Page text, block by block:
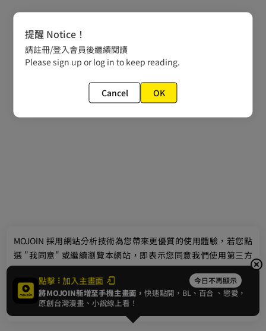
點擊 加入主畫面 今日不再顯示
將MOJOIN新增至手機主畫面，快速點開，BL、 百合 、戀愛，
原創台灣漫畫、小說線上看！
MOJOIN 採用網站分析技術為您帶來更優質的使用體驗，若您點
選 "我同意" 或繼續瀏覽本網站，即表示您同意我們使用第三方
Cookie，欲瞭解更多資訊請見隱私權政策。
我同意
提醒 Notice！
請註冊/登入會員後繼續閱讀
Please sign up or log in to keep reading.
Cancel OK